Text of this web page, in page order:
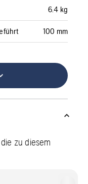
6.4 kg
100 mm
zu diesem